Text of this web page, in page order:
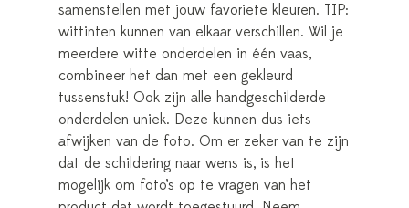
samenstellen met jouw favoriete kleuren. TIP:
wittinten kunnen van elkaar verschillen. Wil je
meerdere witte onderdelen in één vaas,
combineer het dan met een gekleurd
tussenstuk! Ook zijn alle handgeschilderde
onderdelen uniek. Deze kunnen dus iets
afwijken van de foto. Om er zeker van te zijn
dat de schildering naar wens is, is het
mogelijk om foto’s op te vragen van het